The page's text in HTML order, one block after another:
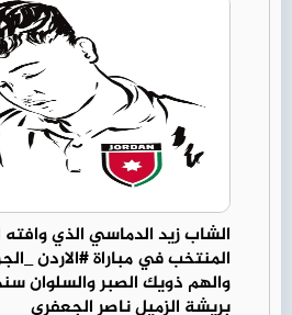
الشاب زيد الدماسي الذي وافته
المنتخب في مباراة #الاردن
والهم ذويك الصبر والسلوان
بريشة الزميل ناصر الجعفري